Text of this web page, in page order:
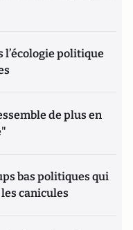
l’écologie politique
de plus en
bas politiques qui
canicules